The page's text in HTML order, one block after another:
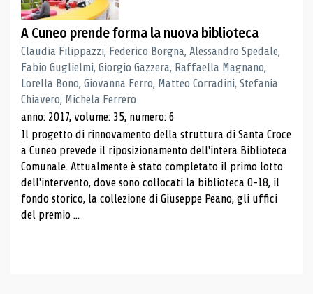
A Cuneo prende forma la nuova biblioteca
Claudia Filippazzi, Federico Borgna, Alessandro Spedale,
Fabio Guglielmi, Giorgio Gazzera, Raffaella Magnano,
Lorella Bono, Giovanna Ferro, Matteo Corradini, Stefania
Chiavero, Michela Ferrero
anno: 2017, volume: 35, numero: 6
Il progetto di rinnovamento della struttura di Santa Croce
a Cuneo prevede il riposizionamento dell'intera Biblioteca
Comunale. Attualmente è stato completato il primo lotto
dell'intervento, dove sono collocati la biblioteca 0-18, il
fondo storico, la collezione di Giuseppe Peano, gli uffici
del premio ...